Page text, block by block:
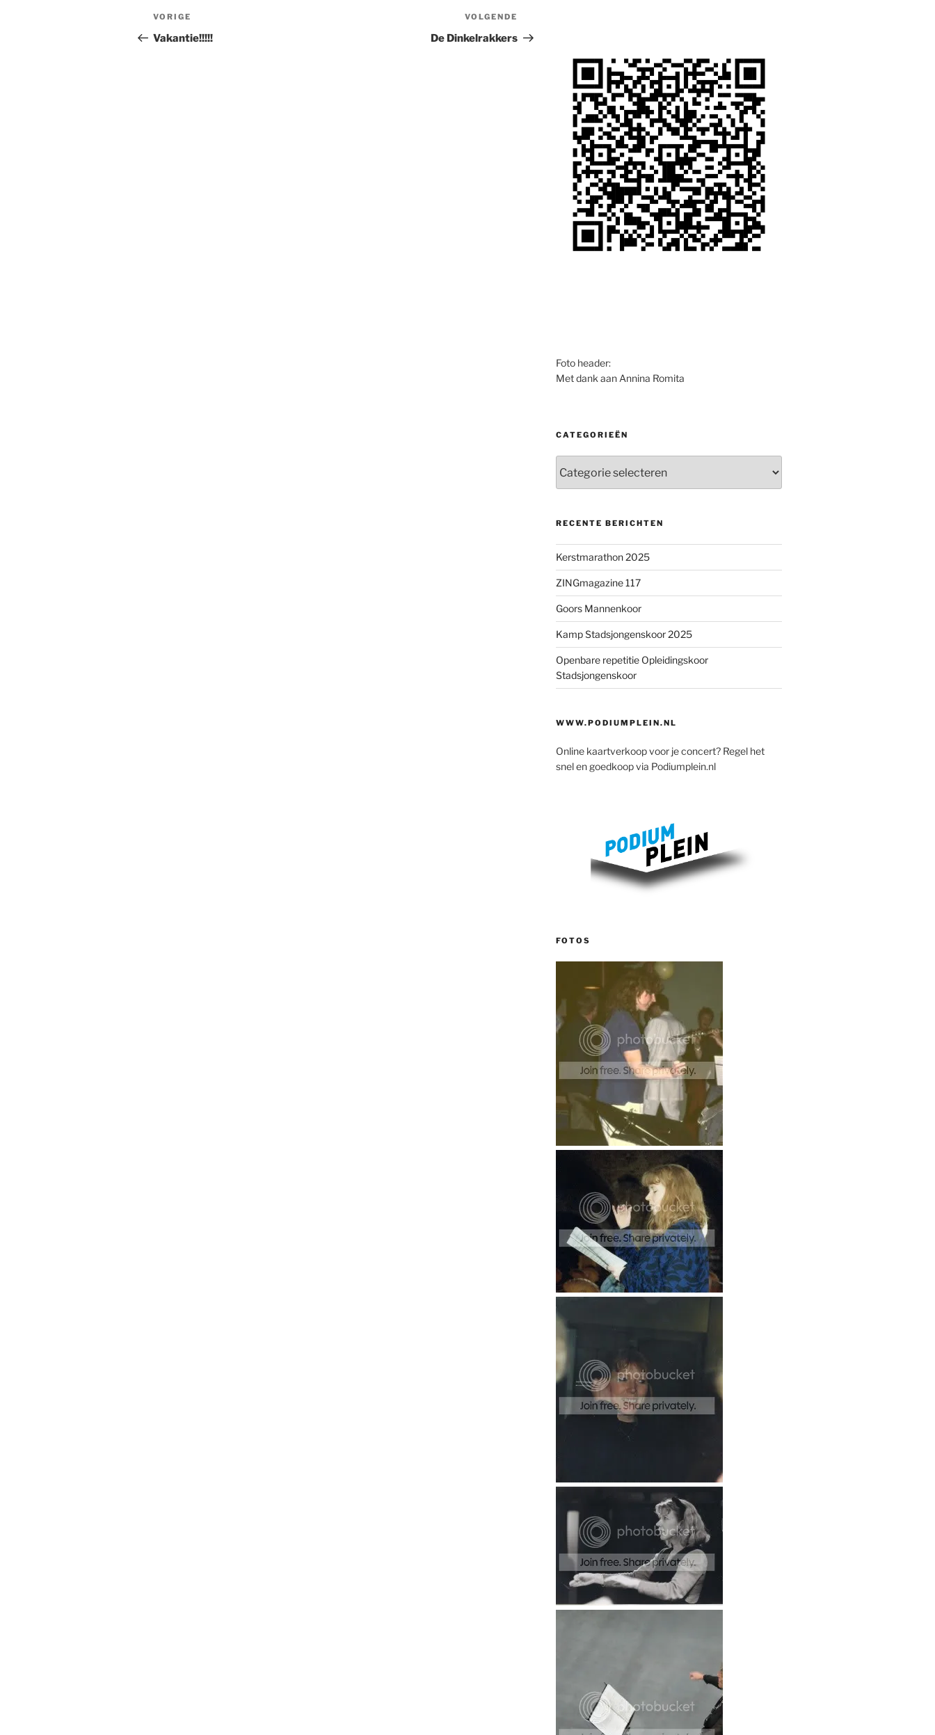
Bericht
navigatie
Vorig
bericht
VORIGE
Vakantie!!!!!
bericht
VOLGENDE
De Dinkelrakkers
Foto header:
Met dank aan Annina Romita
CATEGORIEËN
RECENTE BERICHTEN
Kerstmarathon 2025
ZINGmagazine 117
Goors Mannenkoor
Kamp Stadsjongenskoor 2025
Openbare repetitie Opleidingskoor
Stadsjongenskoor
WWW.PODIUMPLEIN.NL
Online kaartverkoop voor je concert? Regel het
snel en goedkoop via Podiumplein.nl
FOTOS